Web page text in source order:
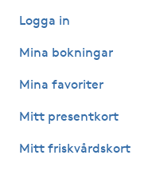
Olaplex
Ombre
Logga in
Mina bokningar
Mina favoriter
Mitt presentkort
Mitt friskvårdskort